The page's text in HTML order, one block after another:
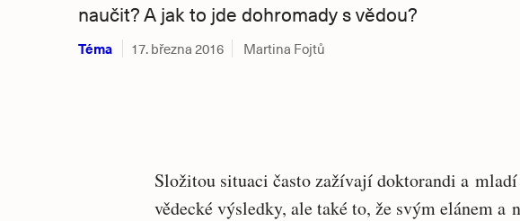
naučit? A jak to jde dohromady s vědou?
Téma 17. března 2016 Martina Fojtů
Složitou situaci často zažívají doktorandi a
vědecké výsledky, ale také to, že svým elánem a